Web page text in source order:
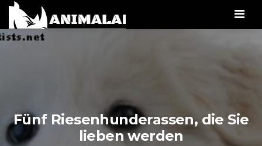
Fünf Riesenhunderassen, die Sie
lieben werden